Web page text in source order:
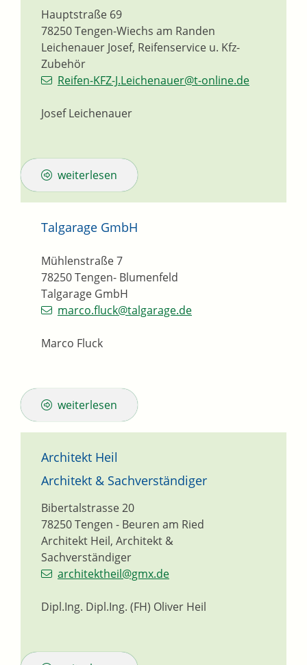
Leichenauer Josef, Reifenservice u. Kfz-
Zubehör
Hauptstraße 69
78250Tengen-Wiechs am Randen
Reifen-KFZ-J.Leichenauer@t-online.de
Josef Leichenauer
weiterlesen
Talgarage GmbH
Talgarage GmbH
Mühlenstraße 7
78250Tengen- Blumenfeld
marco.fluck@talgarage.de
Marco Fluck
weiterlesen
Architekt Heil
Architekt & Sachverständiger
Architekt Heil, Architekt &
Sachverständiger
Bibertalstrasse 20
78250Tengen - Beuren am Ried
architektheil@gmx.de
Dipl.Ing. Dipl.Ing. (FH) Oliver Heil